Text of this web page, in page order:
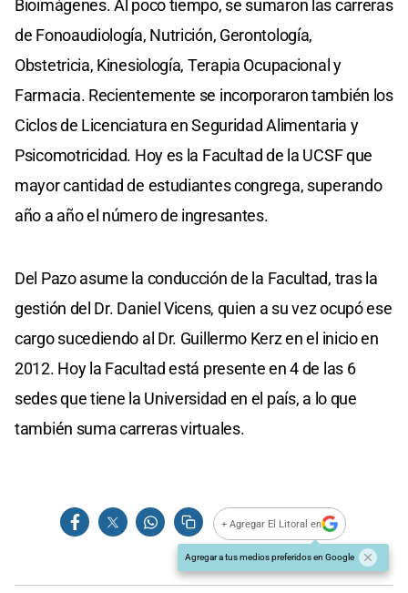
Bioimágenes. Al poco tiempo, se sumaron las carreras
de Fonoaudiología, Nutrición, Gerontología,
Obstetricia, Kinesiología, Terapia Ocupacional y
Farmacia. Recientemente se incorporaron también los
Ciclos de Licenciatura en Seguridad Alimentaria y
Psicomotricidad. Hoy es la Facultad de la UCSF que
mayor cantidad de estudiantes congrega, superando
año a año el número de ingresantes.
Del Pazo asume la conducción de la Facultad, tras la
gestión del Dr. Daniel Vicens, quien a su vez ocupó ese
cargo sucediendo al Dr. Guillermo Kerz en el inicio en
2012. Hoy la Facultad está presente en 4 de las 6
sedes que tiene la Universidad en el país, a lo que
también suma carreras virtuales.
+ Agregar El Litoral en
Agregar a tus medios preferidos en Google